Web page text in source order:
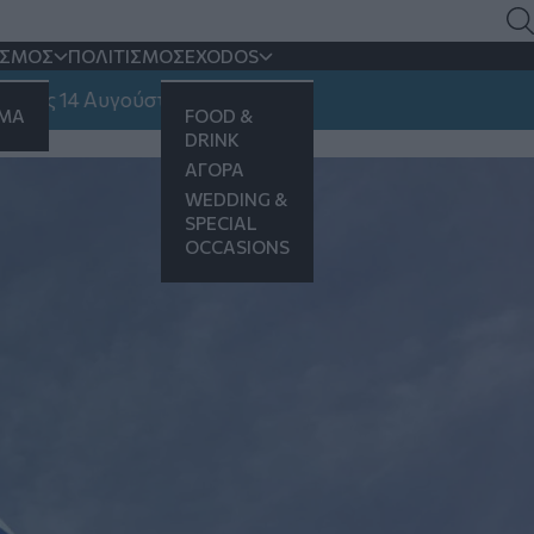
ΠΟΛΙΤΙΣΜΟΣEXODOS
FOOD &
DRINK
ΑΓΟΡΑ
WEDDING &
SPECIAL
OCCASIONS
Αυγούστου
Επανάσταση του